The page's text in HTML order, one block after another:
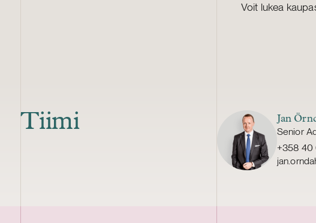
Voit lukea
Tiimi Jan
Senior
+358 40